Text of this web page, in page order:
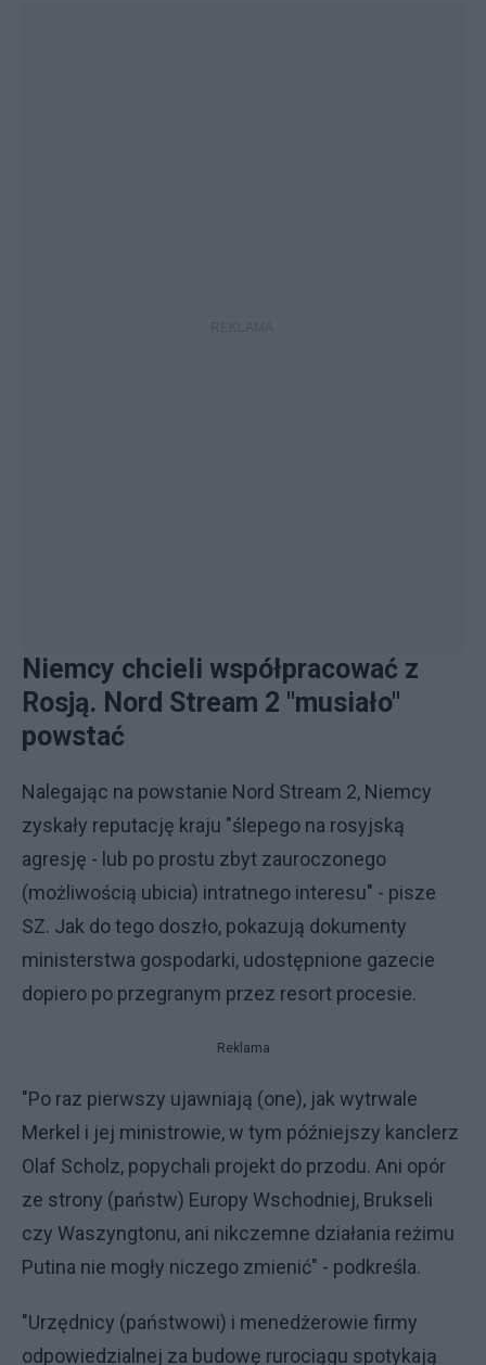
Niemcy chcieli współpracować z
Rosją. Nord Stream 2 "musiało"
powstać
Nalegając na powstanie Nord Stream 2, Niemcy
zyskały reputację kraju "ślepego na rosyjską
agresję - lub po prostu zbyt zauroczonego
(możliwością ubicia) intratnego interesu" - pisze
SZ. Jak do tego doszło, pokazują dokumenty
ministerstwa gospodarki, udostępnione gazecie
dopiero po przegranym przez resort procesie.
Reklama
"Po raz pierwszy ujawniają (one), jak wytrwale
Merkel i jej ministrowie, w tym późniejszy kanclerz
Olaf Scholz, popychali projekt do przodu. Ani opór
ze strony (państw) Europy Wschodniej, Brukseli
czy Waszyngtonu, ani nikczemne działania reżimu
Putina nie mogły niczego zmienić" - podkreśla.
"Urzędnicy (państwowi) i menedżerowie firmy
odpowiedzialnej za budowę rurociągu spotykają